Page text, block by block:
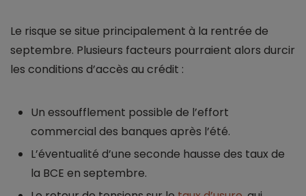
Le risque se situe principalement à la rentrée de
septembre. Plusieurs facteurs pourraient alors durcir
les conditions d’accès au crédit :
Un essoufflement possible de l’effort
commercial des banques après l’été.
L’éventualité d’une seconde hausse des taux de
la BCE en septembre.